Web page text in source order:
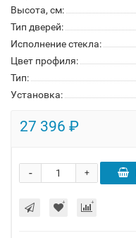
Высота, см:
Тип дверей:
Исполнение стекла:
Цвет профиля:
Тип:
Установка:
27 396 ₽
+
-